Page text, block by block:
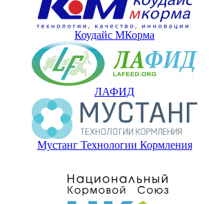
Коудайс МКорма
ЛАФИД
Мустанг Технологии Кормления